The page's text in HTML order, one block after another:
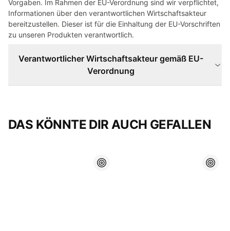
Vorgaben. Im Rahmen der EU-Verordnung sind wir verpflichtet,
Informationen über den verantwortlichen Wirtschaftsakteur
bereitzustellen. Dieser ist für die Einhaltung der EU-Vorschriften
zu unseren Produkten verantwortlich.
Verantwortlicher Wirtschaftsakteur gemäß EU-
Verordnung
DAS KÖNNTE DIR AUCH GEFALLEN